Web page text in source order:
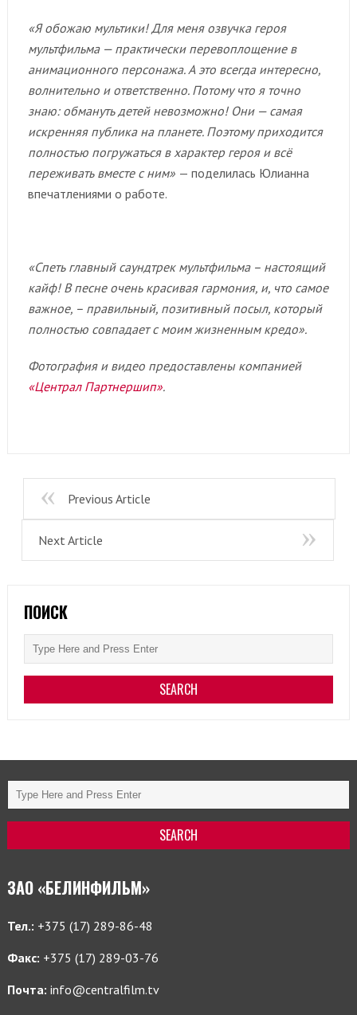
«Я обожаю мультики! Для меня озвучка героя
мультфильма — практически перевоплощение в
анимационного персонажа. А это всегда интересно,
волнительно и ответственно. Потому что я точно
знаю: обмануть детей невозможно! Они — самая
искренняя публика на планете. Поэтому приходится
полностью погружаться в характер героя и всё
переживать вместе с ним» — поделилась Юлианна
впечатлениями о работе.
«Спеть главный саундтрек мультфильма – настоящий
кайф! В песне очень красивая гармония, и, что самое
важное, – правильный, позитивный посыл, который
полностью совпадает с моим жизненным кредо».
Фотография и видео предоставлены компанией
«Централ Партнершип».
Previous Article
Next Article
ПОИСК
ЗАО «БЕЛИНФИЛЬМ»
Тел.: +375 (17) 289-86-48
Факс: +375 (17) 289-03-76
Почта: info@centralfilm.tv